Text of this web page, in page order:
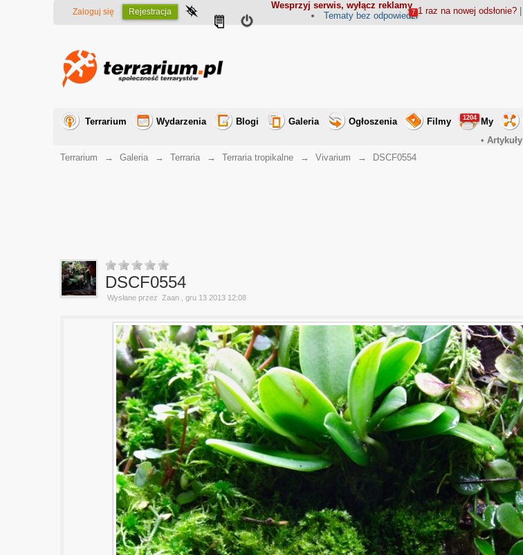
Wesprzyj serwis, wyłącz reklamy
Zaloguj się Rejestracja 1 raz na nowej odsłonie?|
Tematy bez odpowiedzi
7
Terrarium Wydarzenia Blogi Galeria Ogłoszenia Filmy My
1204
• Artykuły
Terrarium
→ Galeria → Terraria → Terraria tropikalne → Vivarium → DSCF0554
DSCF0554
Wysłane przez Zaan , gru 13 2013 12:08